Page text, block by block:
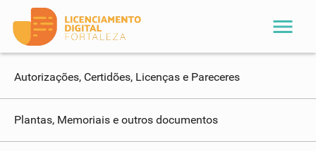
menu
Autorizações, Certidões, Licenças e Pareceres
Plantas, Memoriais e outros documentos